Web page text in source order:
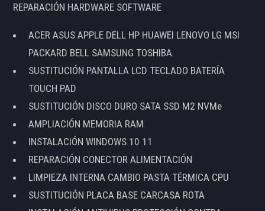
REPARACIÓN HARDWARE SOFTWARE
ACER ASUS APPLE DELL HP HUAWEI LENOVO LG MSI
PACKARD BELL SAMSUNG TOSHIBA
SUSTITUCIÓN PANTALLA LCD TECLADO BATERÍA
TOUCH PAD
SUSTITUCIÓN DISCO DURO SATA SSD M2 NVMe
AMPLIACIÓN MEMORIA RAM
INSTALACIÓN WINDOWS 10 11
REPARACIÓN CONECTOR ALIMENTACIÓN
LIMPIEZA INTERNA CAMBIO PASTA TÉRMICA CPU
SUSTITUCIÓN PLACA BASE CARCASA ROTA